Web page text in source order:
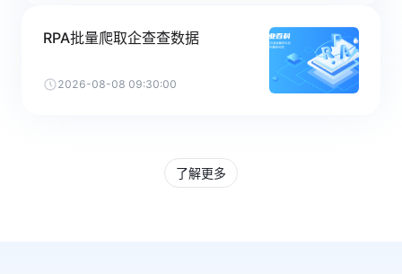
RPA批量爬取企查查数据
2026-08-08 09:30:00
了解更多